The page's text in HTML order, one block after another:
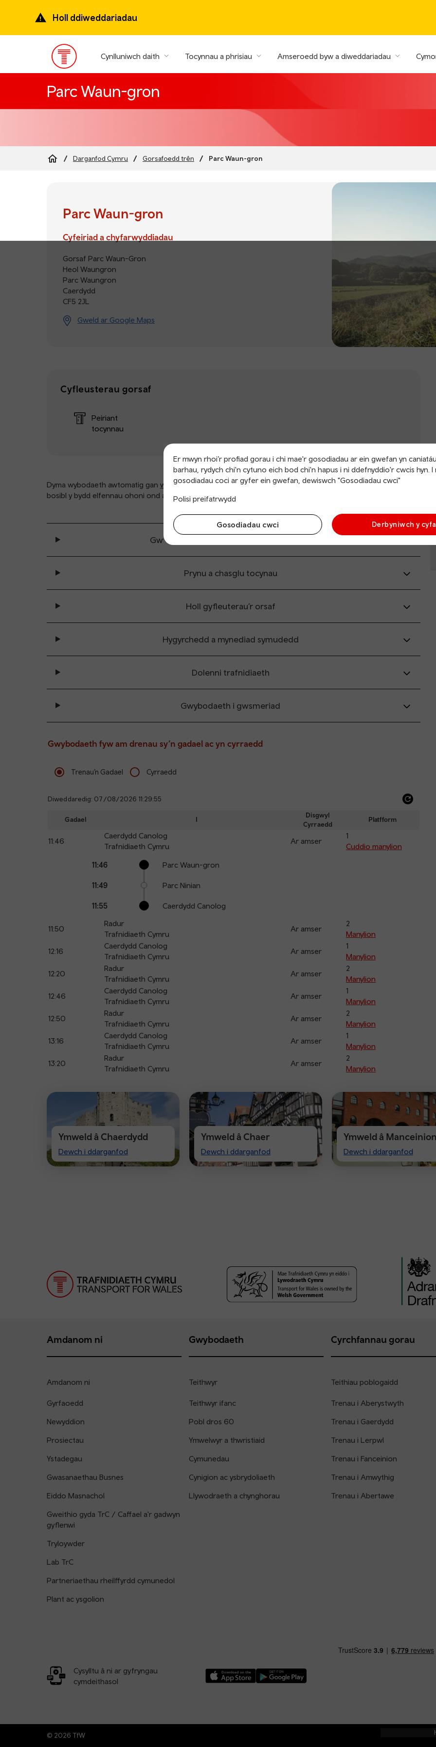
prif
Holl ddiweddariadau
Prif
ddewislen
Cynlluniwch daith Tocynnau a phrisiau Amseroedd byw a diweddariadau
Parc Waun-gron
Darganfod Cymru Gorsafoedd trên Parc Waun-gron
Er mwyn rhoi’r profiad gorau i chi mae'r gosodiadau ar ein gwefan yn
barhau, rydych chi'n cytuno eich bod chi'n hapus i ni ddefnyddio'r cwcis hyn. I
gosodiadau coci ar gyfer ein gwefan, dewiswch "Gosodiadau cwci"
Polisi preifatrwydd
Gosodiadau cwci Derbyniwch y
Parc Waun-gron
Cyfeiriad a chyfarwyddiadau
Gorsaf Parc Waun-Gron
Heol Waungron
Parc Waungron
Caerdydd
CF5 2JL
Gweld ar Google Maps
Cyfleusterau gorsaf
Peiriant
tocynnau
Dyma wybodaeth awtomatig gan www.nationalrail.co.uk
(yn agor mewn ffenestr newydd), ac mae’n
bosibl y bydd elfennau ohoni ond ar gael yn Saesneg.
Gwybodaeth cyffredinol am wasanaethau
Prynu a chasglu tocynau
Holl gyfleuterau’r orsaf
Hygyrchedd a mynediad symudedd
Dolenni trafnidiaeth
Gwybodaeth i gwsmeriad
Gwybodaeth fyw am drenau sy’n gadael ac yn cyrraedd
Trenau’n Gadael Cyrraedd
Diweddaredig: 07/08/2026 11:29:55
Gadael I
Disgwyl
Cyrraedd
Platfform
11:46
Caerdydd Canolog
Trafnidiaeth Cymru
Ar amser
1
Cuddio manylion
points
Arrival
Station
11:46 Parc Waun-gron
11:49 Parc Ninian
11:55 Caerdydd Canolog
11:50
Radur
Trafnidiaeth Cymru
Ar amser
2
Manylion
12:16
Caerdydd Canolog
Trafnidiaeth Cymru
Ar amser
1
Manylion
12:20
Radur
Trafnidiaeth Cymru
Ar amser
2
Manylion
12:46
Caerdydd Canolog
Trafnidiaeth Cymru
Ar amser
1
Manylion
12:50
Radur
Trafnidiaeth Cymru
Ar amser
2
Manylion
13:16
Caerdydd Canolog
Trafnidiaeth Cymru
Ar amser
1
Manylion
13:20
Radur
Trafnidiaeth Cymru
Ar amser
2
Manylion
Ymweld â Chaerdydd
Dewch i ddarganfod
Visit
Cardiff
Ymweld â Chaer
Dewch i ddarganfod
Visit
Chester
Ymweld â Manceinion
Dewch i ddarganfod
Visiting
Manchester
Amdanom ni
Amdanom ni
Gyrfaoedd
Newyddion
Prosiectau
Ystadegau
Gwasanaethau Busnes
Eiddo Masnachol
Gweithio gyda TrC / Caffael a'r gadwyn
gyflenwi
Tryloywder
Lab TrC
Partneriaethau rheilffyrdd cymunedol
Plant ac ysgolion
Gwybodaeth
Teithwyr
Teithwyr ifanc
Pobl dros 60
Ymwelwyr a thwristiaid
Cymunedau
Cynigion ac ysbrydoliaeth
Llywodraeth a chynghorau
Cyrchfannau gorau
Teithiau poblogaidd
Trenau i Aberystwyth
Trenau i Gaerdydd
Trenau i Lerpwl
Trenau i Fanceinion
Trenau i Amwythig
Trenau i Abertawe
Cysylltu â ni ar gyfryngau
cymdeithasol
© 2026 TfW